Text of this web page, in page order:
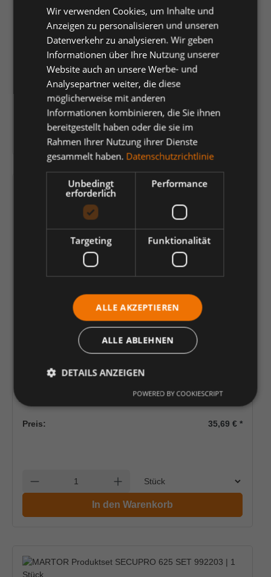
Bestellartikel: aktuell nicht auf Lager
49,75 €
Anzahl verringern Anzahl erhöhen
Einheit
In den Warenkorb
MARTOR Produktset SECUMAX 350 SE
SET 992002 | 1 Stück
Bestellartikel: aktuell nicht auf Lager
Preis: 35,69 €*
Anzahl verringern Anzahl erhöhen
In den Warenkorb
Wir verwenden Cookies, um Inhalte und
Anzeigen zu personalisieren und unseren
Datenverkehr zu analysieren. Wir geben
Informationen über Ihre Nutzung unserer
Website auch an unsere Werbe- und
Analysepartner weiter, die diese
möglicherweise mit anderen
Informationen kombinieren, die Sie ihnen
bereitgestellt haben oder die sie im
Rahmen Ihrer Nutzung ihrer Dienste
gesammelt haben. Datenschutzrichtlinie
Unbedingt
erforderlich
Performance
Targeting Funktionalität
ALLE AKZEPTIEREN
ALLE ABLEHNEN
DETAILS ANZEIGEN
POWERED BY COOKIESCRIPT